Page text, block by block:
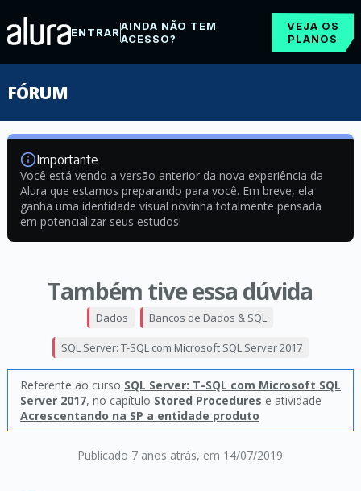
ENTRARAINDA NÃO TEM
ACESSO?
VEJA OS
PLANOS
FÓRUM
Importante
Você está vendo a versão anterior da nova experiência da
Alura que estamos preparando para você. Em breve, ela
ganha uma identidade visual novinha totalmente pensada
em potencializar seus estudos!
Também tive essa dúvida
Publicado 7 anos atrás, em 14/07/2019
Dados Bancos de Dados & SQL
SQL Server: T-SQL com Microsoft SQL Server 2017
Referente ao curso SQL Server: T-SQL com Microsoft SQL
Server 2017, no capítulo Stored Procedures e atividade
Acrescentando na SP a entidade produto